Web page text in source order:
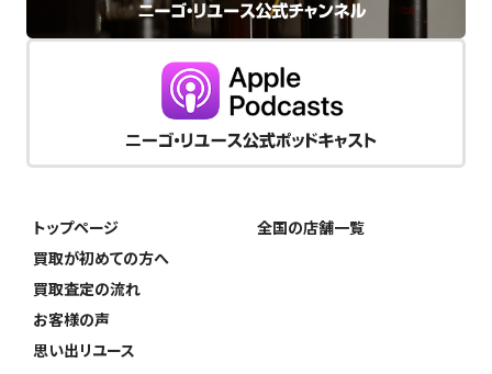
トップページ
買取が初めての方へ
買取査定の流れ
お客様の声
思い出リユース
全国の店舗一覧